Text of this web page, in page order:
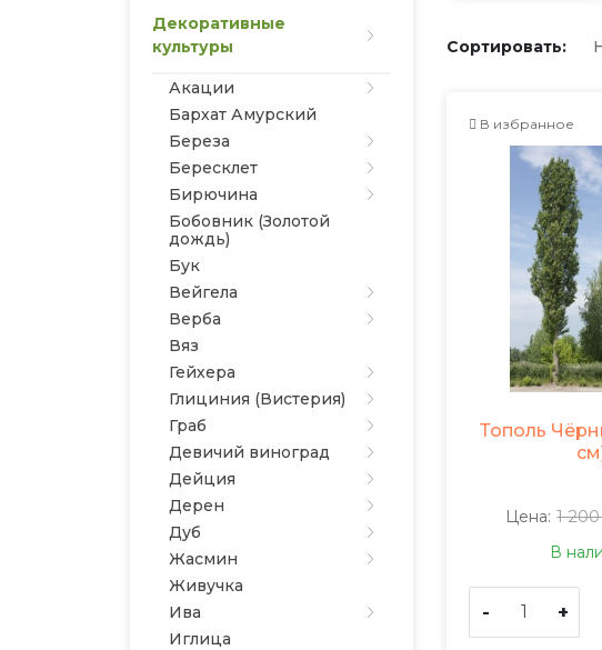
Декоративные
культуры
Акации
Бархат Амурский
Береза
Бересклет
Бирючина
Бобовник (Золотой
дождь)
Бук
Вейгела
Верба
Вяз
Гейхера
Глициния (Вистерия)
Граб
Девичий виноград
Дейция
Дерен
Дуб
Жасмин
Живучка
Ива
Иглица
Сортировать:
В избранное
Тополь
Цена: 1
В
- +